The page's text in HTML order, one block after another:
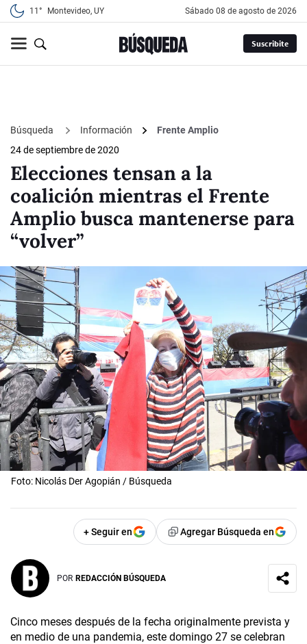
11° Montevideo, UY sábado 08 de agosto de 2026
Suscribite
Búsqueda Información
Frente Amplio
24 de septiembre de 2020
Elecciones tensan a la
coalición mientras el Frente
Amplio busca mantenerse para
“volver”
Foto: Nicolás Der Agopián / Búsqueda
+ Seguir en Agregar Búsqueda en
POR REDACCIÓN BÚSQUEDA
Cinco meses después de la fecha originalmente prevista y
en medio de una pandemia, este domingo 27 se celebran